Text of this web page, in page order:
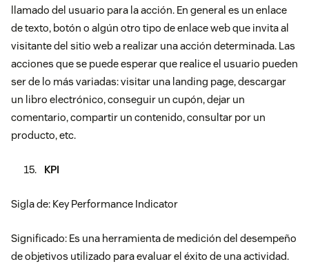
llamado del usuario para la acción. En general es un enlace
de texto, botón o algún otro tipo de enlace web que invita al
visitante del sitio web a realizar una acción determinada. Las
acciones que se puede esperar que realice el usuario pueden
ser de lo más variadas: visitar una landing page, descargar
un libro electrónico, conseguir un cupón, dejar un
comentario, compartir un contenido, consultar por un
producto, etc.
KPI
Sigla de: Key Performance Indicator
Significado: Es una herramienta de medición del desempeño
de objetivos utilizado para evaluar el éxito de una actividad.